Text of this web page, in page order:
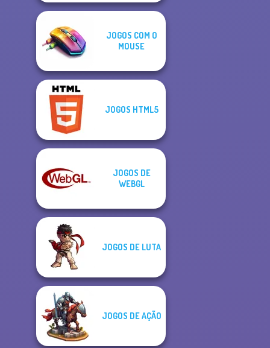
JOGOS COM O
MOUSE
JOGOS HTML5
JOGOS DE
WEBGL
JOGOS DE LUTA
JOGOS DE AÇÃO